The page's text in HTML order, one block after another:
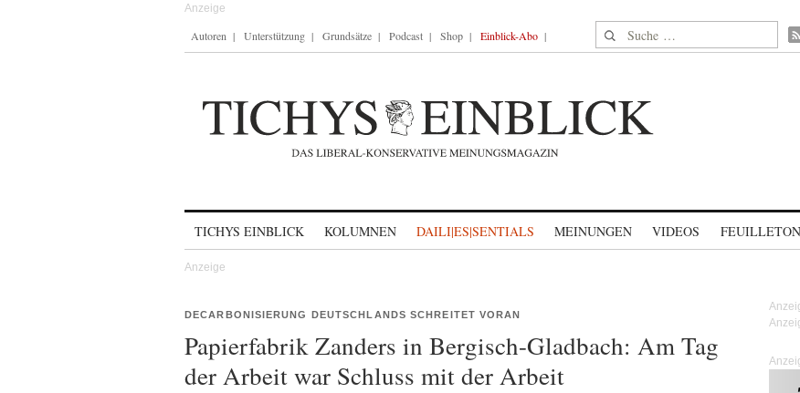
Autoren Unterstützung Grundsätze Podcast Shop Einblick-Abo Suche nach:
TICHYS EINBLICK KOLUMNEN DAILI|ES|SENTIALS MEINUNGEN VIDEOS FEUILLETON
DECARBONISIERUNG DEUTSCHLANDS SCHREITET VORAN
Papierfabrik Zanders in Bergisch-Gladbach: Am Tag
der Arbeit war Schluss mit der Arbeit